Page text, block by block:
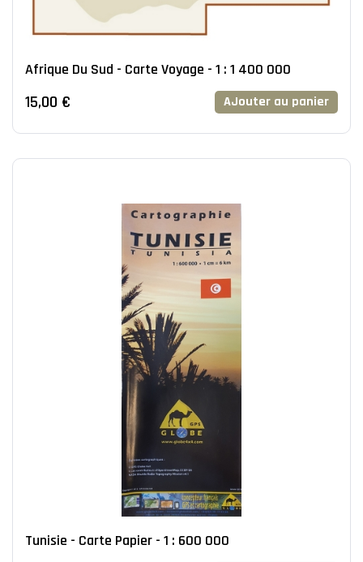
Afrique Du Sud - Carte Voyage - 1 : 1 400 000
15,00 € AJouter au panier
Tunisie - Carte Papier - 1 : 600 000